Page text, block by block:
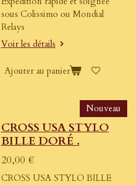
sous Colissimo ou Mondial
Relays
Voir les détails
Ajouter au panier
Nouveau
CROSS USA STYLO
BILLE DORÉ .
20,00 €
CROSS USA STYLO BILLE